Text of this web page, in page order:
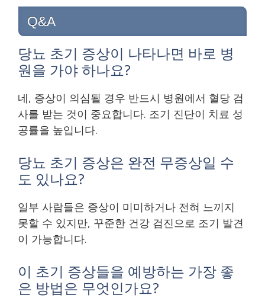
Q&A
당뇨 초기 증상이 나타나면 바로 병
원을 가야 하나요?
네, 증상이 의심될 경우 반드시 병원에서 혈당 검
사를 받는 것이 중요합니다. 조기 진단이 치료 성
공률을 높입니다.
당뇨 초기 증상은 완전 무증상일 수
도 있나요?
일부 사람들은 증상이 미미하거나 전혀 느끼지
못할 수 있지만, 꾸준한 건강 검진으로 조기 발견
이 가능합니다.
이 초기 증상들을 예방하는 가장 좋
은 방법은 무엇인가요?